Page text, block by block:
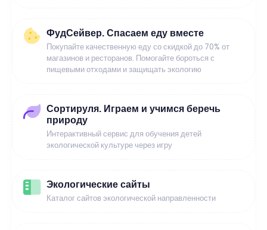
ФудСейвер. Спасаем еду вместе
Покупайте качественную еду со скидкой до 70% от
магазинов и ресторанов. Помогайте бороться с
пищевыми отходами и защищать экологию
Сортируля. Играем и учимся беречь
природу
Интерактивный сервис для обучения детей
экологической культуре через игру
Экологические сайты
Каталог сайтов экологической направленности